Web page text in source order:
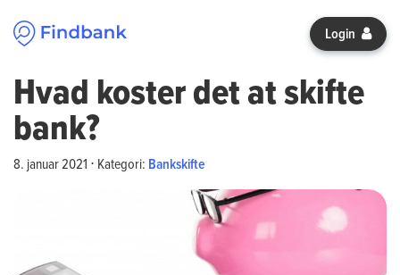
Login
Hvad koster det at skifte
bank?
8. januar 2021 ⋅ Kategori: Bankskifte